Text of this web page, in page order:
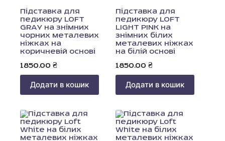
Підставка для
педикюру LOFT
GRAY на знімних
чорних металевих
ніжках на
коричневій основі
1850.00 ₴
Додати в кошик
Підставка для
педикюру LOFT
LIGHT PINK на
знімних білих
металевих ніжках
на білій основі
1850.00 ₴
Додати в кошик